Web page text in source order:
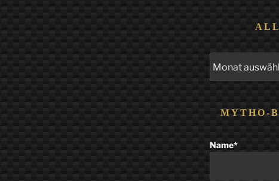
Beiträge
MYTHO-
Name*